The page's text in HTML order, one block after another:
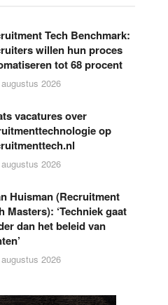
Tech Benchmark:
willen hun proces
tot 68 procent
2026
vacatures over
op
2026
Huisman (Recruitment
Masters): ‘Techniek gaat
dan het beleid van
2026